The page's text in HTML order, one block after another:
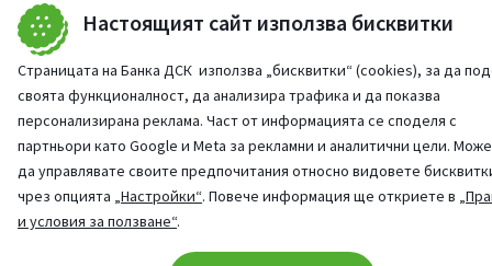
Настоящият сайт използва бисквитки
Страницата на Банка ДСК използва „бисквитки“ (cookies), за да
своята функционалност, да анализира трафика и да показва
персонализирана реклама. Част от информацията се споделя с
партньори като Google и Meta за рекламни и аналитични цели.
да управлявате своите предпочитания относно видовете
чрез опцията „Настройки“. Повече информация ще откриете в
и условия за ползване“.